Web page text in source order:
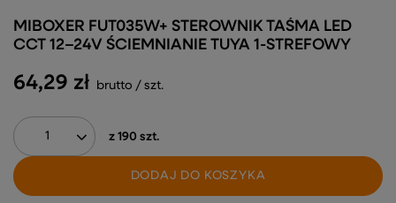
64,29 zł brutto / szt.
z 190 szt.
DODAJ DO KOSZYKA
MIBOXER FUT035W+ STEROWNIK TAŚMA LED
CCT 12–24V ŚCIEMNIANIE TUYA 1-STREFOWY